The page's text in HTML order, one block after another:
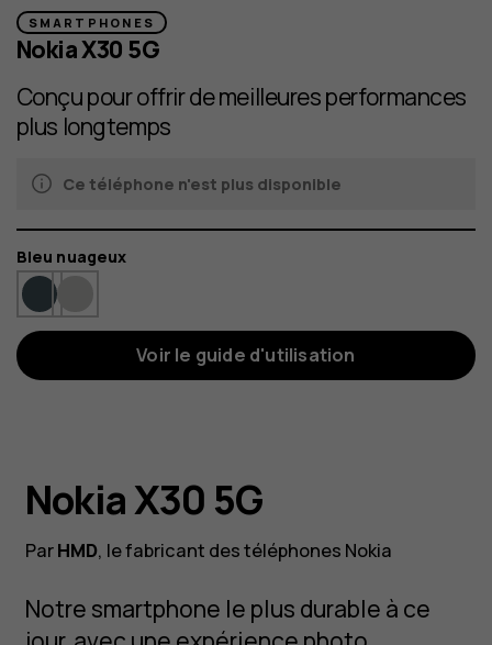
SMARTPHONES
Nokia X30 5G
Conçu pour offrir de meilleures performances
plus longtemps
Ce téléphone n'est plus disponible
Couleur
Bleu nuageux
Voir le guide d'utilisation
Nokia X30 5G
ParHMD, le fabricant des téléphones Nokia
Notre smartphone le plus durable à ce